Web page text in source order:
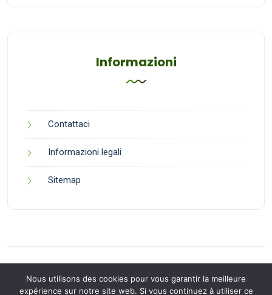
Informazioni
Contattaci
Informazioni legali
Sitemap
Nous utilisons des cookies pour vous garantir la meilleure
expérience sur notre site web. Si vous continuez à utiliser ce